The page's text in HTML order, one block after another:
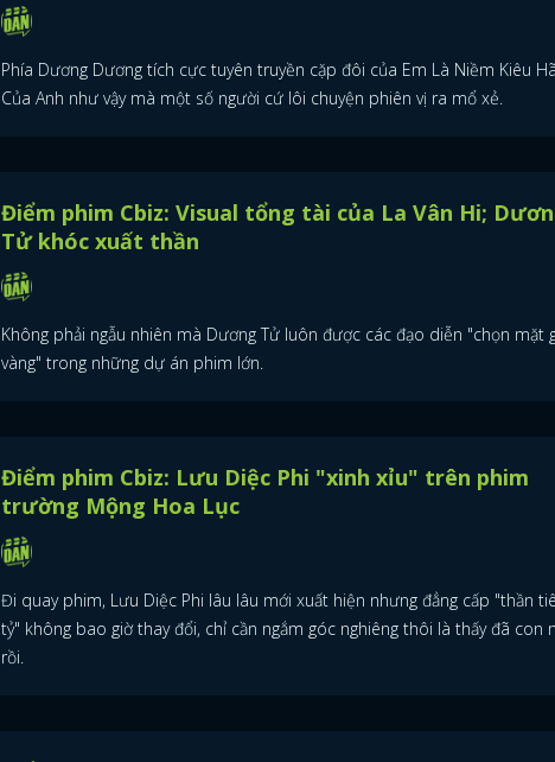
Phía Dương Dương tích cực tuyên truyền cặp đôi của Em Là Niềm Kiêu
Của Anh như vậy mà một số người cứ lôi chuyện phiên vị ra mổ xẻ.
Điểm phim Cbiz: Visual tổng tài của La Vân Hi;
Tử khóc xuất thần
Không phải ngẫu nhiên mà Dương Tử luôn được các đạo diễn "chọn mặt
vàng" trong những dự án phim lớn.
Điểm phim Cbiz: Lưu Diệc Phi "xinh xỉu" trên phim
trường Mộng Hoa Lục
Đi quay phim, Lưu Diệc Phi lâu lâu mới xuất hiện nhưng đẳng cấp "thần
tỷ" không bao giờ thay đổi, chỉ cần ngắm góc nghiêng thôi là thấy đã con
rồi.